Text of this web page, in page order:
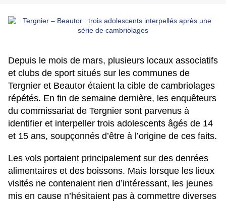
Depuis le mois de mars, plusieurs locaux associatifs
et clubs de sport situés sur les communes de
Tergnier et Beautor étaient la cible de cambriolages
répétés. En fin de semaine dernière, les enquêteurs
du commissariat de Tergnier sont parvenus à
identifier et interpeller trois adolescents âgés de 14
et 15 ans, soupçonnés d’être à l’origine de ces faits.
Les vols portaient principalement sur des denrées
alimentaires et des boissons. Mais lorsque les lieux
visités ne contenaient rien d’intéressant, les jeunes
mis en cause n’hésitaient pas à commettre diverses